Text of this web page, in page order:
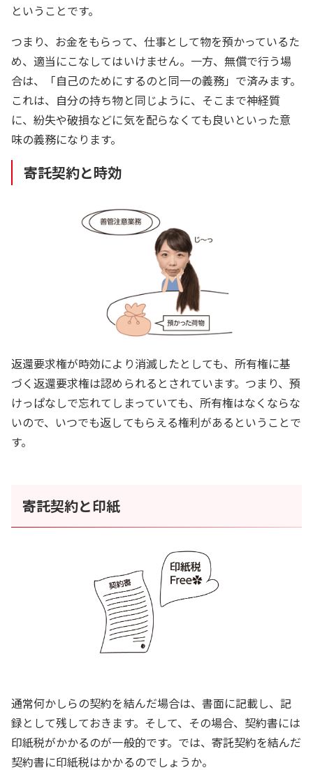
ということです。
つまり、お金をもらって、仕事として物を預かっているた
め、適当にこなしてはいけません。一方、無償で行う場
合は、「自己のためにするのと同一の義務」で済みます。
これは、自分の持ち物と同じように、そこまで神経質
に、紛失や破損などに気を配らなくても良いといった意
味の義務になります。
寄託契約と時効
返還要求権が時効により消滅したとしても、所有権に基
づく返還要求権は認められるとされています。つまり、預
けっぱなしで忘れてしまっていても、所有権はなくならな
いので、いつでも返してもらえる権利があるということで
す。
寄託契約と印紙
通常何かしらの契約を結んだ場合は、書面に記載し、記
録として残しておきます。そして、その場合、契約書には
印紙税がかかるのが一般的です。では、寄託契約を結んだ
契約書に印紙税はかかるのでしょうか。